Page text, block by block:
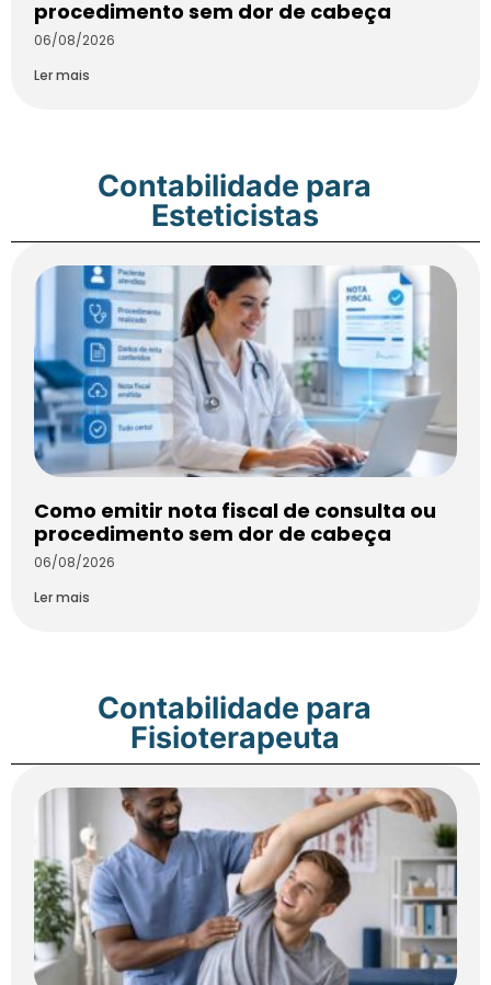
procedimento sem dor de cabeça
06/08/2026
Ler mais
Contabilidade para
Esteticistas
Como emitir nota fiscal de consulta ou
procedimento sem dor de cabeça
06/08/2026
Ler mais
Contabilidade para
Fisioterapeuta